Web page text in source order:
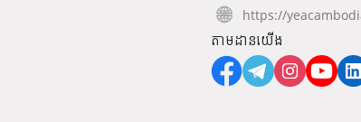
https://
តាមដានយើង